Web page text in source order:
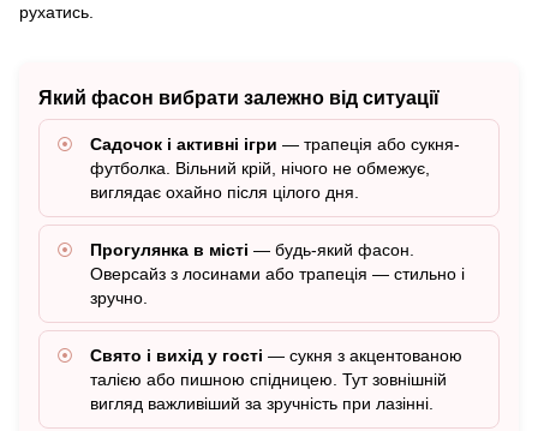
рухатись.
Який фасон вибрати залежно від ситуації
Садочок і активні ігри — трапеція або сукня-
футболка. Вільний крій, нічого не обмежує,
виглядає охайно після цілого дня.
Прогулянка в місті — будь-який фасон.
Оверсайз з лосинами або трапеція — стильно і
зручно.
Свято і вихід у гості — сукня з акцентованою
талією або пишною спідницею. Тут зовнішній
вигляд важливіший за зручність при лазінні.